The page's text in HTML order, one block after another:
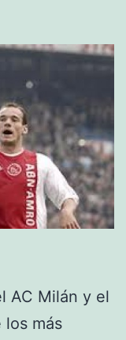
AC Milán y el
los más